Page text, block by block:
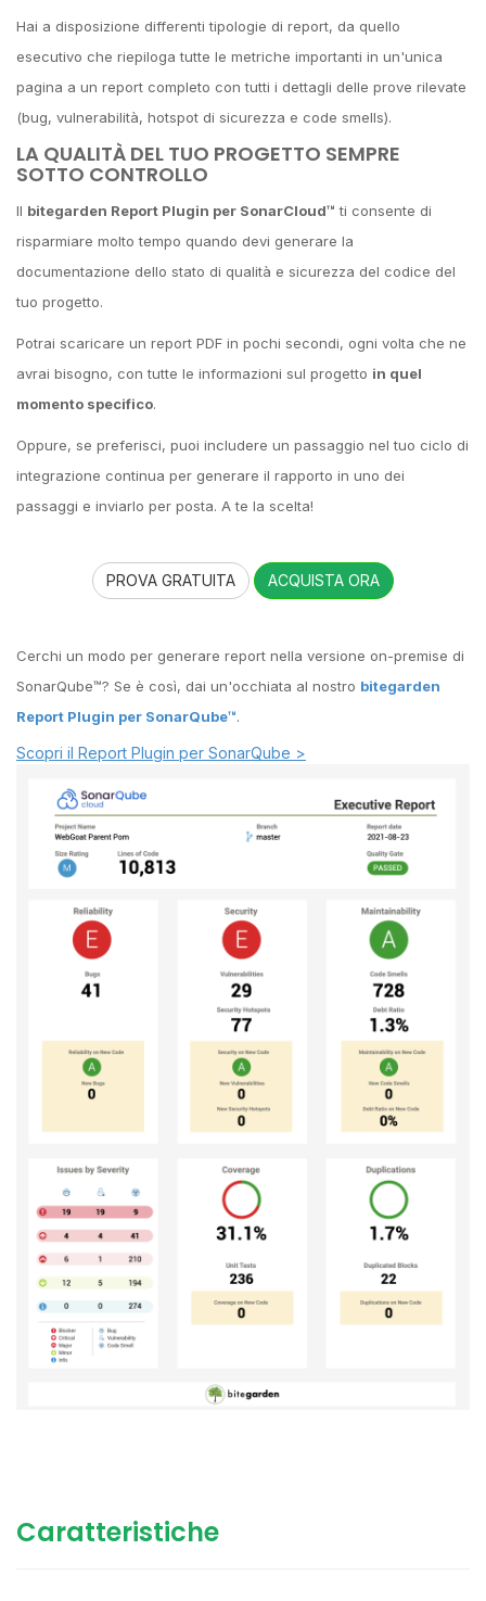
Hai a disposizione differenti tipologie di report, da quello
esecutivo che riepiloga tutte le metriche importanti in un'unica
pagina a un report completo con tutti i dettagli delle prove rilevate
(bug, vulnerabilità, hotspot di sicurezza e code smells).
LA QUALITÀ DEL TUO PROGETTO SEMPRE
SOTTO CONTROLLO
Il bitegarden Report Plugin per SonarCloud™ ti consente di
risparmiare molto tempo quando devi generare la
documentazione dello stato di qualità e sicurezza del codice del
tuo progetto.
Potrai scaricare un report PDF in pochi secondi, ogni volta che ne
avrai bisogno, con tutte le informazioni sul progetto in quel
momento specifico.
Oppure, se preferisci, puoi includere un passaggio nel tuo ciclo di
integrazione continua per generare il rapporto in uno dei
passaggi e inviarlo per posta. A te la scelta!
PROVA GRATUITA ACQUISTA ORA
Cerchi un modo per generare report nella versione on-premise di
SonarQube™? Se è così, dai un'occhiata al nostro bitegarden
Report Plugin per SonarQube™.
Scopri il Report Plugin per SonarQube >
Caratteristiche